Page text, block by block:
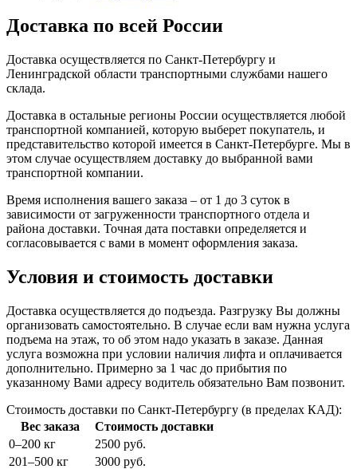
Доставка по всей России
Доставка осуществляется по Санкт-Петербургу и
Ленинградской области транспортными службами нашего
склада.
Доставка в остальные регионы России осуществляется любой
транспортной компанией, которую выберет покупатель, и
представительство которой имеется в Санкт-Петербурге. Мы в
этом случае осуществляем доставку до выбранной вами
транспортной компании.
Время исполнения вашего заказа – от 1 до 3 суток в
зависимости от загруженности транспортного отдела и
района доставки. Точная дата поставки определяется и
согласовывается с вами в момент оформления заказа.
Условия и стоимость доставки
Доставка осуществляется до подъезда. Разгрузку Вы должны
организовать самостоятельно. В случае если вам нужна услуга
подъема на этаж, то об этом надо указать в заказе. Данная
услуга возможна при условии наличия лифта и оплачивается
дополнительно. Примерно за 1 час до прибытия по
указанному Вами адресу водитель обязательно Вам позвонит.
Стоимость доставки по Санкт-Петербургу (в пределах КАД):
Вес заказа
Стоимость доставки
0–200 кг
2500 руб.
201–500 кг
3000 руб.